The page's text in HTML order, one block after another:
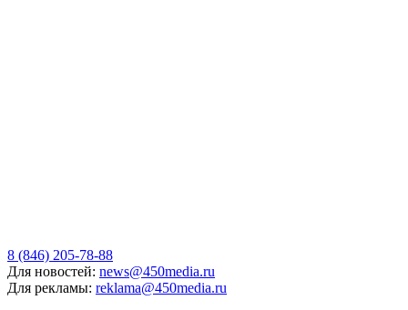
8 (846) 205-78-88
Для новостей: news@450media.ru
Для рекламы: reklama@450media.ru